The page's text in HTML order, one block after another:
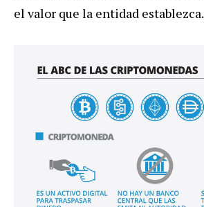
el valor que la entidad establezca.